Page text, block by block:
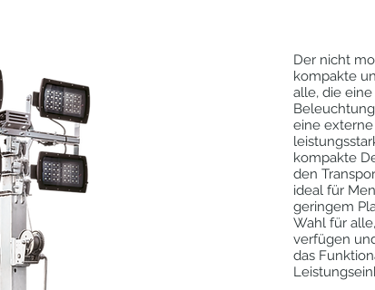
Der nicht
kompakte
alle, die
eine
kompakte
den
ideal für
geringem
Wahl für
verfügen
das